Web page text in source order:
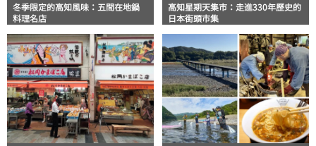
冬季限定的高知風味：五間在地鍋
料理名店
高知星期天集市：走進330年歷史的
日本街頭市集